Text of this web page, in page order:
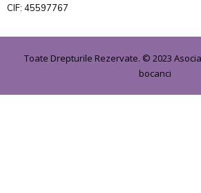
CIF: 45597767
Toate Drepturile Rezervate. © 2023
bocanci